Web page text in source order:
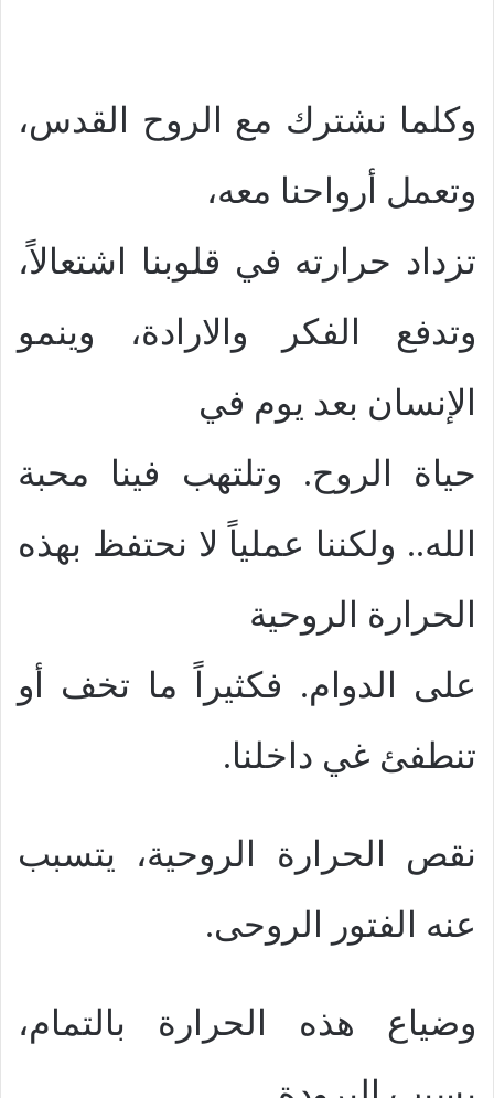
وكلما نشترك مع الروح القدس،
وتعمل أرواحنا معه،
تزداد حرارته في قلوبنا اشتعالاً،
وتدفع الفكر والارادة، وينمو
الإنسان بعد يوم في
حياة الروح. وتلتهب فينا محبة
الله.. ولكننا عملياً لا نحتفظ بهذه
الحرارة الروحية
على الدوام. فكثيراً ما تخف أو
تنطفئ غي داخلنا.
نقص الحرارة الروحية، يتسبب
عنه الفتور الروحى.
وضياع هذه الحرارة بالتمام،